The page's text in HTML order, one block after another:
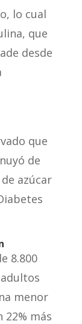
lo cual
que
desde
que
de
azúcar
8.800
menor
22% más